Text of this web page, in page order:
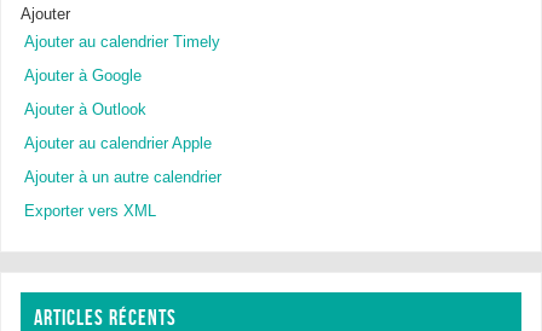
Ajouter
Ajouter au calendrier Timely
Ajouter à Google
Ajouter à Outlook
Ajouter au calendrier Apple
Ajouter à un autre calendrier
Exporter vers XML
ARTICLES RÉCENTS